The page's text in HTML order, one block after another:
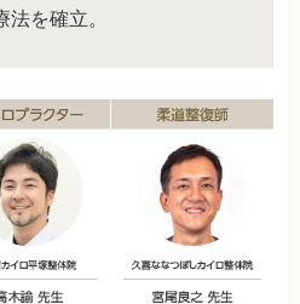
を確立。